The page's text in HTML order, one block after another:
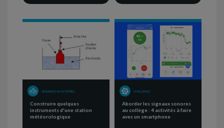
SEQUENCE OF ACTIVITIES
Construire quelques
instruments d'une station
météorologique
CHALLENGE
Aborder les signaux sonores
au collège : 4 activités à faire
avec un smartphone